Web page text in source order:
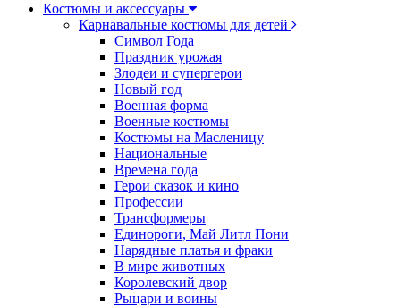
Костюмы и аксессуары
Карнавальные костюмы для детей
Символ Года
Праздник урожая
Злодеи и супергерои
Новый год
Военная форма
Военные костюмы
Костюмы на Масленицу
Национальные
Времена года
Герои сказок и кино
Профессии
Трансформеры
Единороги, Май Литл Пони
Нарядные платья и фраки
В мире животных
Королевский двор
Рыцари и воины